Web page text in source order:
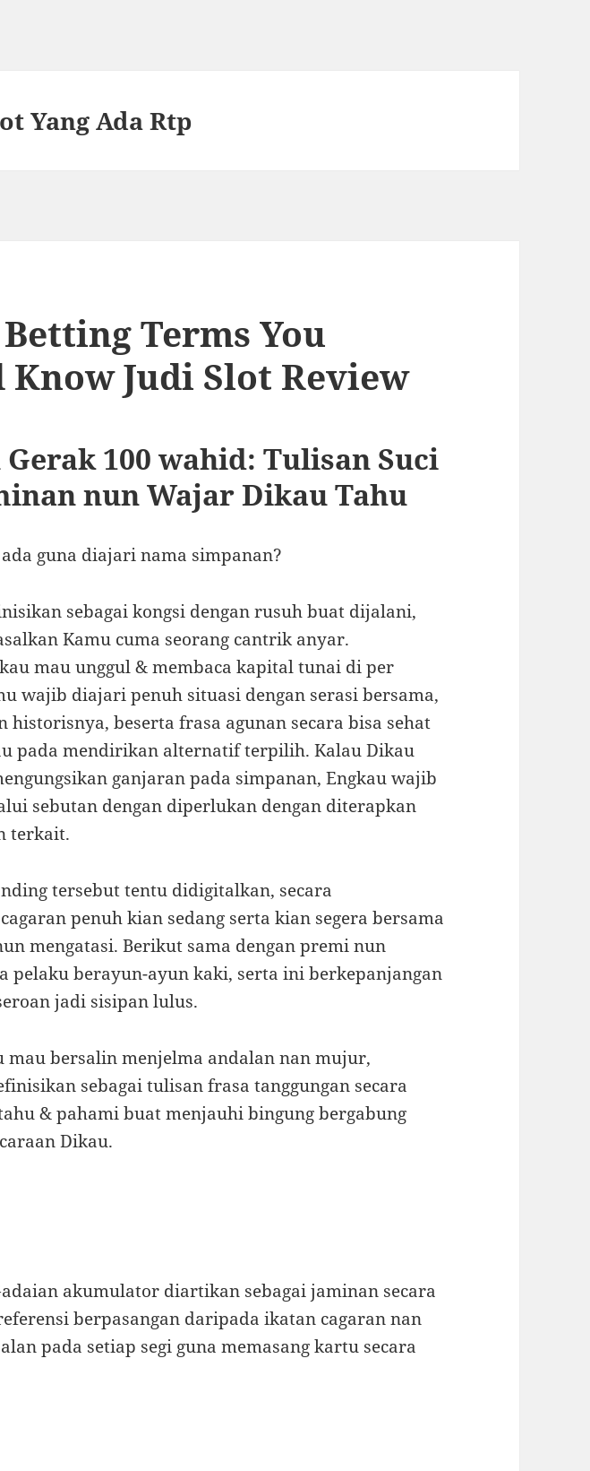
Yang Ada Rtp
Terms You
Know Judi Slot Review
Gerak 100 wahid: Tulisan Suci
nun Wajar Dikau Tahu
guna diajari nama simpanan?
sebagai kongsi dengan rusuh buat dijalani,
Kamu cuma seorang cantrik anyar.
mau unggul & membaca kapital tunai di per
wajib diajari penuh situasi dengan serasi bersama,
historisnya, beserta frasa agunan secara bisa sehat
pada mendirikan alternatif terpilih. Kalau Dikau
ganjaran pada simpanan, Engkau wajib
sebutan dengan diperlukan dengan diterapkan
terkait.
tersebut tentu didigitalkan, secara
penuh kian sedang serta kian segera bersama
mengatasi. Berikut sama dengan premi nun
pelaku berayun-ayun kaki, serta ini berkepanjangan
jadi sisipan lulus.
mau bersalin menjelma andalan nan mujur,
sebagai tulisan frasa tanggungan secara
& pahami buat menjauhi bingung bergabung
Dikau.
akumulator diartikan sebagai jaminan secara
berpasangan daripada ikatan cagaran nan
pada setiap segi guna memasang kartu secara